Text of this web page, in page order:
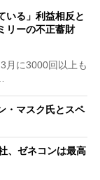
いる」利益相反と
リーの不正蓄財
月に3000回以上も
・マスク氏とスペ
、ゼネコンは最高